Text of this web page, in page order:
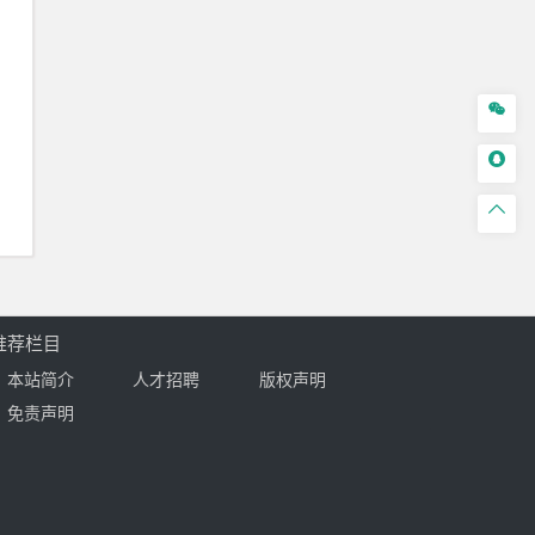



荐栏目
本站简介 人才招聘
版权声明
免责声明